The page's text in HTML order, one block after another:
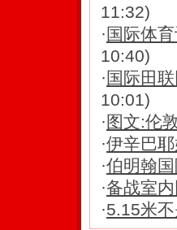
11:32)
· 国际体
10:40)
· 国际田
10:01)
· 图文:伦
·伊辛巴
·伯明翰
·备战室
·5.15米